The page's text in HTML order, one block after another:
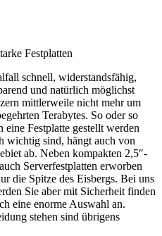
Festplatten
schnell, widerstandsfähig,
und natürlich möglichst
mittlerweile nicht mehr um
Terabytes. So oder so
eine Festplatte gestellt werden
wichtig sind, hängt auch von
ab. Neben kompakten 2,5″-
Serverfestplatten erworben
die Spitze des Eisbergs. Bei uns
Sie aber mit Sicherheit finden
eine enorme Auswahl an.
stehen sind übrigens